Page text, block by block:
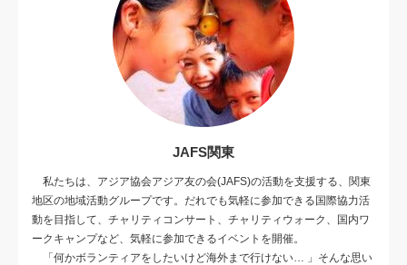
JAFS関東
私たちは、アジア協会アジア友の会(JAFS)の活動を支援する、関東
地区の地域活動グループです。だれでも気軽に参加できる国際協力活
動を目指して、チャリティコンサート、チャリティウォーク、国内ワ
ークキャンプなど、気軽に参加できるイベントを開催。
「何かボランティアをしたいけど海外まで行けない… 」そんな思い